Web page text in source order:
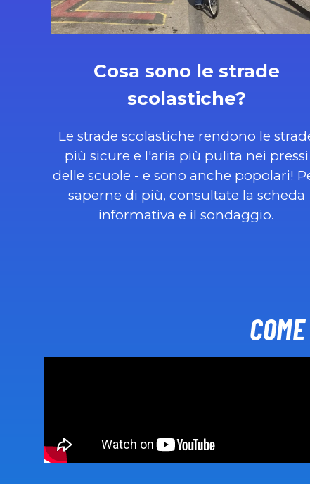
Cosa sono le strade
scolastiche?
Le strade scolastiche rendono le
più sicure e l'aria più pulita nei pressi
delle scuole - e sono anche popolari!
saperne di più, consultate la scheda
informativa e il sondaggio.